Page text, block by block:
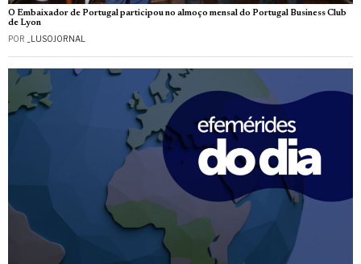
O Embaixador de Portugal participou no almoço mensal do Portugal Business Club
de Lyon
POR _LUSOJORNAL